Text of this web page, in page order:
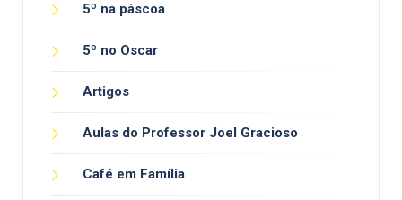
5º na páscoa
5º no Oscar
Artigos
Aulas do Professor Joel Gracioso
Café em Família